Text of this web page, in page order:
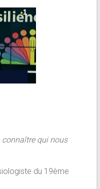
connaître qui nous
du 19ème